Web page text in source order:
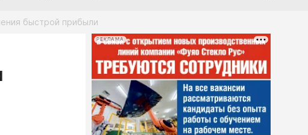
быстрой прибыли
РЕКЛАМА